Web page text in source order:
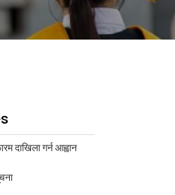
दाखिला गर्न आह्वान